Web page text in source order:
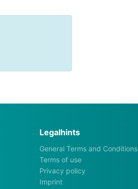
Legalhints
General Terms and Conditions
Terms of use
Privacy policy
Imprint